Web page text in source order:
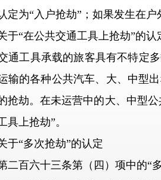
定为“入户抢劫”；如果发生在
“在公共交通工具上抢劫”的认
工具承载的旅客具有不特定多
输的各种公共汽车、大、中型
抢劫。在未运营中的大、中型
具上抢劫”。
“多次抢劫”的认定
百六十三条第（四）项中的“